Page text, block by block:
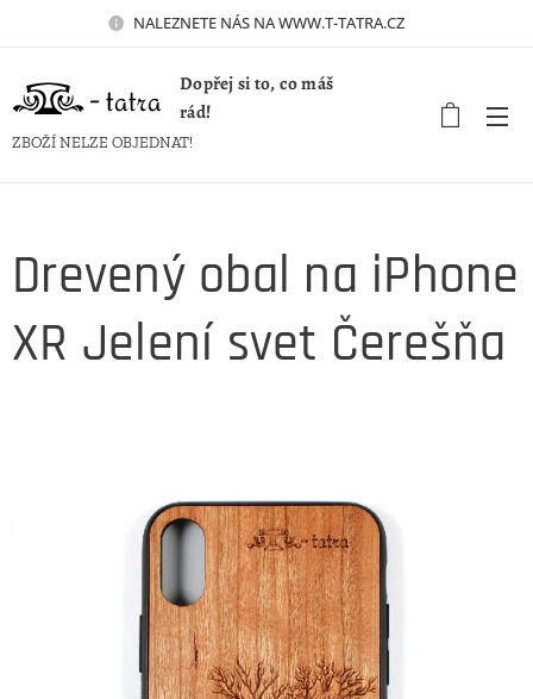
NALEZNETE NÁS NA WWW.T-TATRA.CZ 🚀
Dopřej si to, co máš
rád!
ZBOŽÍ NELZE OBJEDNAT!
Drevený obal na iPhone
XR Jelení svet Čerešňa